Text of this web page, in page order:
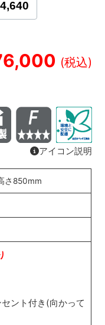
アイコン説明
さ850mm
ント付き(向かって